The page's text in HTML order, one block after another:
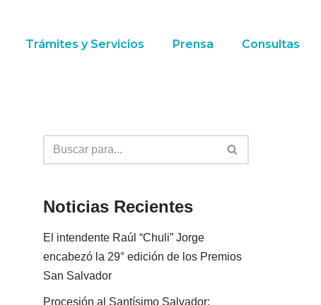
Trámites y Servicios Prensa Consultas
Noticias Recientes
El intendente Raúl “Chuli” Jorge
encabezó la 29° edición de los Premios
San Salvador
Procesión al Santísimo Salvador: